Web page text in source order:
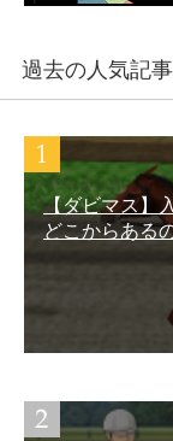
過去の人気記事
【ダビマス】
どこからある